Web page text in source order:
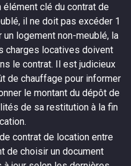
clé du contrat de
il ne doit pas excéder 1
logement non-meublé, la
charges locatives doivent
le contrat. Il est judicieux
de chauffage pour informer
le montant du dépôt de
de sa restitution à la fin
contrat de location entre
de choisir un document